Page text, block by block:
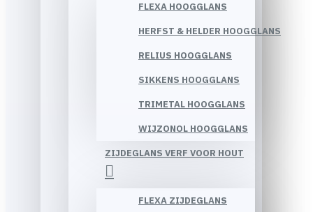
FLEXA HOOGGLANS
HERFST & HELDER HOOGGLANS
RELIUS HOOGGLANS
SIKKENS HOOGGLANS
TRIMETAL HOOGGLANS
WIJZONOL HOOGGLANS
ZIJDEGLANS VERF VOOR HOUT
FLEXA ZIJDEGLANS